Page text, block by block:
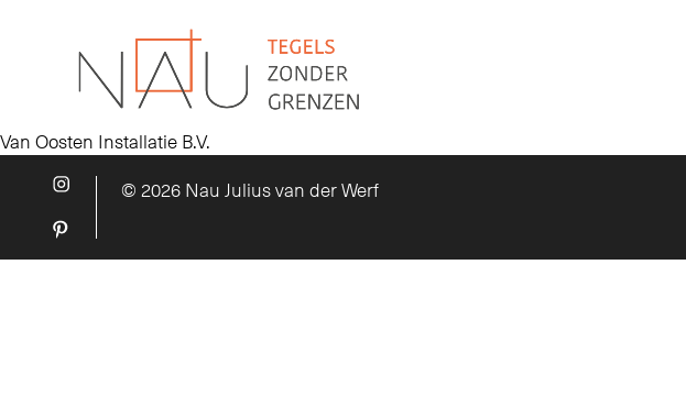
Van Oosten Installatie B.V.
© 2026 Nau Julius van der Werf